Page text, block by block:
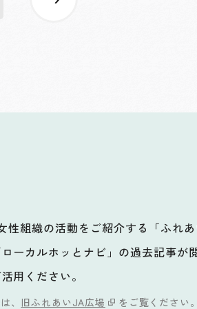
組織の活動をご紹介する「ふれ
ーカルホッとナビ」の過去記事が
用ください。
、 旧ふれあいJA広場 をご覧ください。